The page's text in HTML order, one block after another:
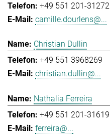
+49 551 201-31272
camille.dourlens@...
Christian Dullin
+49 551 3968269
christian.dullin@...
Nathalia Ferreira
+49 551 201-31619
ferreira@...